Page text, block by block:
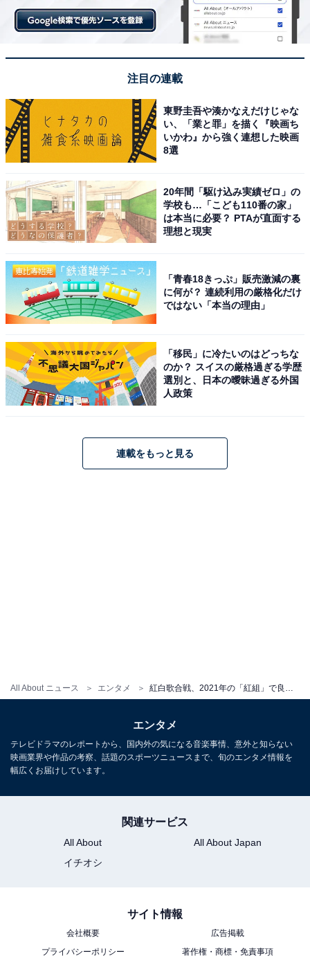
All About ニュース エンタメ
A post shared by LiSA (@xlisa_olivex)
2位は、大ヒットアニメ『鬼滅の刃』のタイアップソン
グ『紅蓮華』『炎』などで、その名を日本中に広めたア
ーティスト、LiSAさんが選ばれました。2021年の紅白で
はアニメ『「鬼滅の刃」無限列車編』の主題歌『明け
星』をトップバッターとして熱唱。幻想的で切ない曲調
と和装風の衣装がマッチしたパフォーマンスに、多くの
による生演奏で『炎』も披露しました。
「トップバッターの重圧も感じさせない、力強さだっ
の映像が良かった」などの回答が見られました。
第1位：MISIA（71人）
ご視聴いただきありがとうございました。来年も皆
さまにとって希望に溢れる一年になりますよう、心
よりお祈り申し上げます。
pic.twitter.com/faS3suI80i
— Misia.jp (@MISIA) December 31, 2021
注目の連載
東野圭吾や湊かなえだけじゃな
い、「業と罪」を描く『映画ち
いかわ』から強く連想した映画
8選
20年間「駆け込み実績ゼロ」の
学校も…「こども110番の家」
は本当に必要？ PTAが直面する
理想と現実
「青春18きっぷ」販売激減の裏
に何が？ 連続利用の厳格化だけ
ではない「本当の理由」
「移民」に冷たいのはどっちな
のか？ スイスの厳格過ぎる学歴
選別と、日本の曖昧過ぎる外国
人政策
連載をもっと見る
エンタメ
テレビドラマのレポートから、国内外の気になる音楽事情、意外と知らない
映画業界や作品の考察、話題のスポーツニュースまで、旬のエンタメ情報を
幅広くお届けしています。
関連サービス
All About
All About Japan
イチオシ
サイト情報
会社概要
広告掲載
プライバシーポリシー
著作権・商標・免責事項